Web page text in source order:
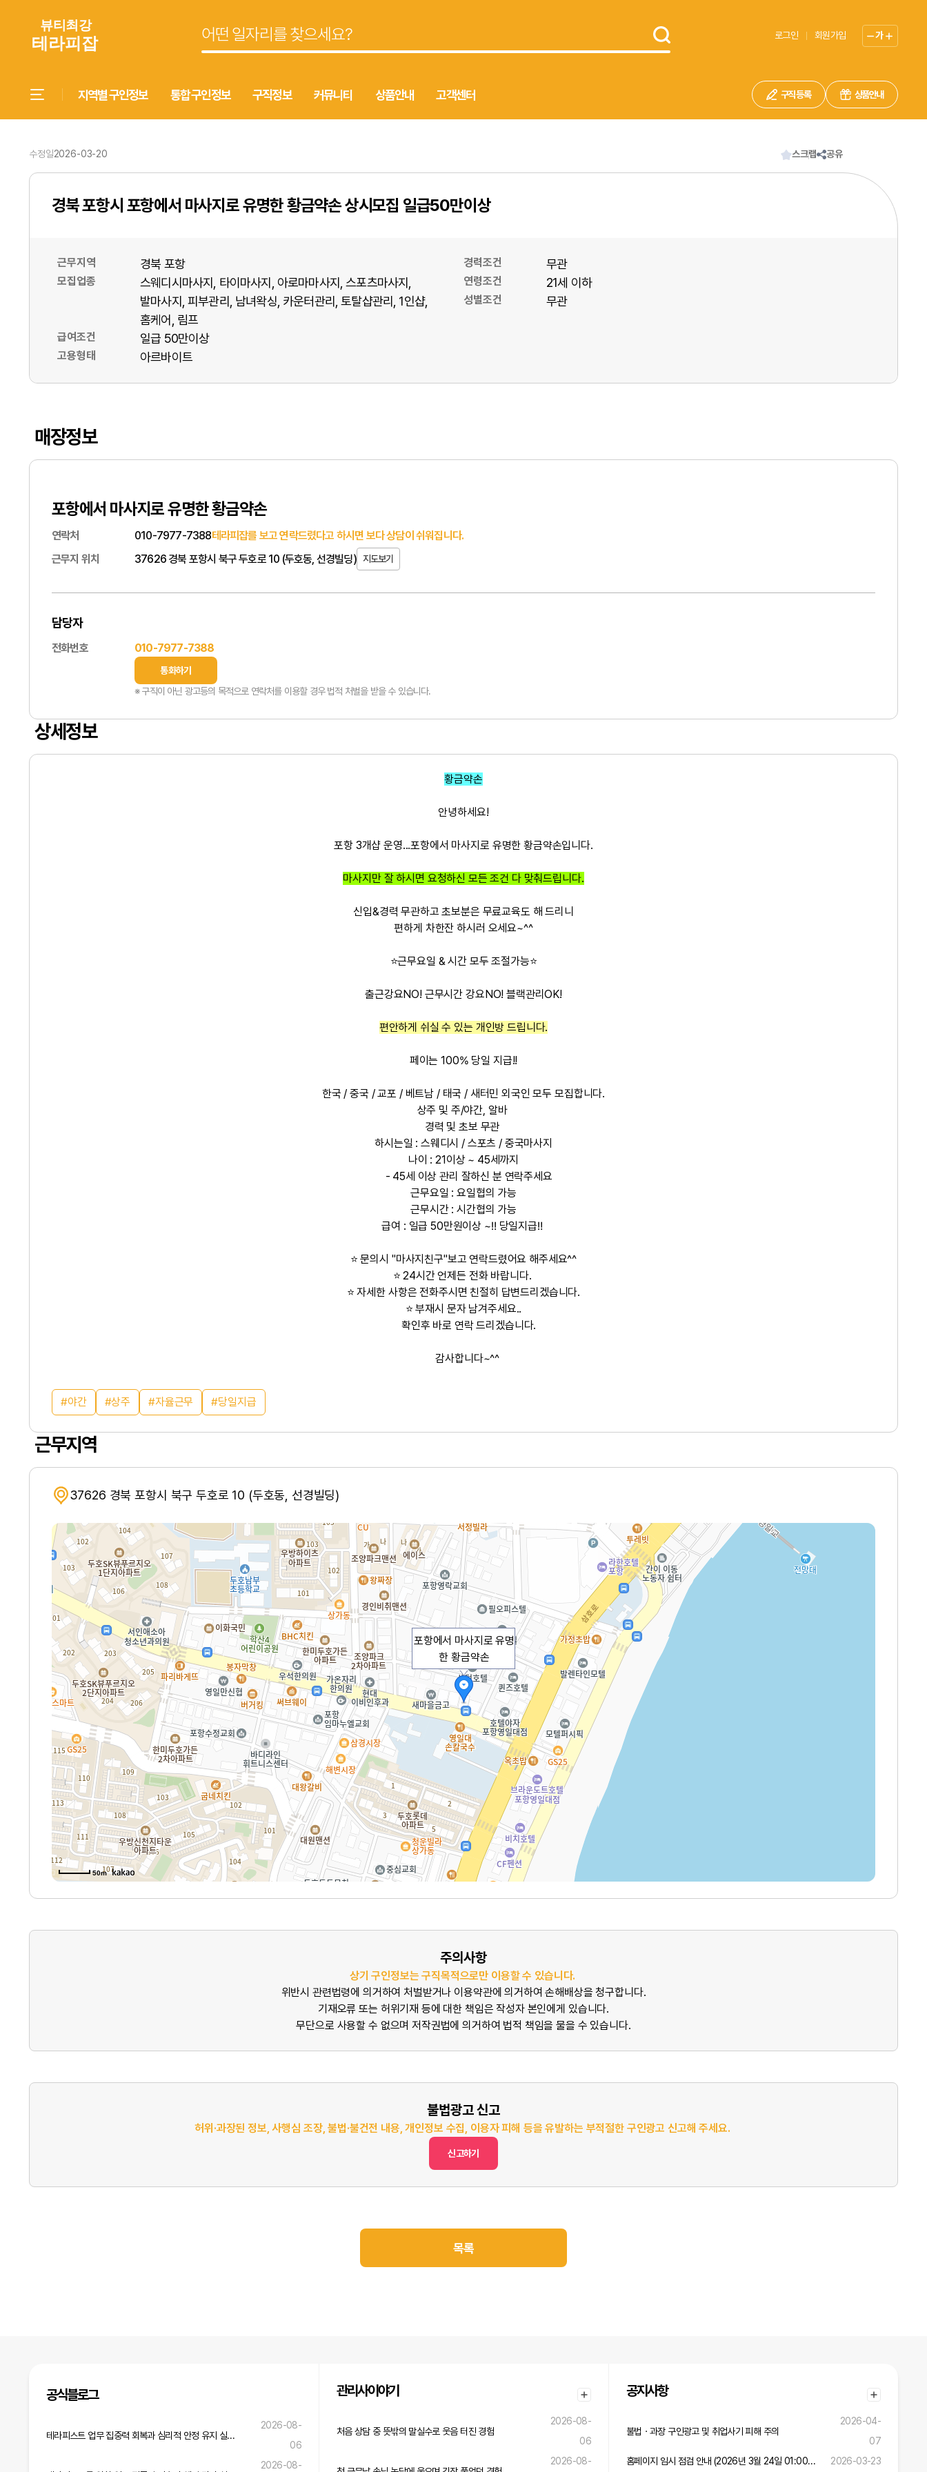
로그인 회원가입 가
지역별 구인정보 통합 구인정보 구직정보 커뮤니티 상품안내 고객센터 구직 등록 상품안내
수정일2026-03-20 스크랩 공유
경북 포항시 포항에서 마사지로 유명한 황금약손 상시모집 일급50만이상
근무지역 경북 포항
모집업종 스웨디시마사지 타이마사지 아로마마사지 스포츠마사지
발마사지 피부관리 남녀왁싱 카운터관리 토탈샵관리
1인샵
홈케어
림프
급여조건 일급 50만이상
고용형태 아르바이트
경력조건 무관
연령조건 21세 이하
성별조건 무관
매장정보
포항에서 마사지로 유명한 황금약손
연락처 010-7977-7388테라피잡를 보고 연락드렸다고 하시면 보다 상담이 쉬워집니다.
근무지 위치
37626 경북 포항시 북구 두호로 10 (두호동, 선경빌딩) 지도보기
담당자
전화번호 010-7977-7388
통화하기
※ 구직이 아닌 광고등의 목적으로 연락처를 이용할 경우 법적 처벌을 받을 수 있습니다.
상세정보
황금약손
안녕하세요!
포항 3개샵 운영...포항에서 마사지로 유명한 황금약손입니다.
마사지만 잘 하시면 요청하신 모든 조건 다 맞춰드립니다.
신입&경력 무관하고 초보분은 무료교육도 해 드리니
편하게 차한잔 하시러 오세요~^^
⭐근무요일 & 시간 모두 조절가능⭐
출근강요NO! 근무시간 강요NO! 블랙관리OK!
편안하게 쉬실 수 있는 개인방 드립니다.
페이는 100% 당일 지급!!
한국 / 중국 / 교포 / 베트남 / 태국 / 새터민 외국인 모두 모집합니다.
상주 및 주/야간, 알바
경력 및 초보 무관
하시는일 : 스웨디시 / 스포츠 / 중국마사지
나이 : 21이상 ~ 45세까지
- 45세 이상 관리 잘하신 분 연락주세요
근무요일 : 요일협의 가능
근무시간 : 시간협의 가능
급여 : 일급 50만원이상 ~‼ 당일지급‼
⭐ 문의시 "마사지친구"보고 연락드렸어요 해주세요^^
⭐ 24시간 언제든 전화 바랍니다.
⭐ 자세한 사항은 전화주시면 친절히 답변드리겠습니다.
⭐ 부재시 문자 남겨주세요..
확인후 바로 연락 드리겠습니다.
감사합니다~^^
야간 상주 자율근무 당일지급
근무지역
37626 경북 포항시 북구 두호로 10 (두호동, 선경빌딩)
포항에서 마사지로 유명
한 황금약손
50m
주의사항
상기 구인정보는 구직목적으로만 이용할 수 있습니다.
위반시 관련법령에 의거하여 처벌받거나 이용약관에 의거하여 손해배상을 청구합니다.
기재오류 또는 허위기재 등에 대한 책임은 작성자 본인에게 있습니다.
무단으로 사용할 수 없으며 저작권법에 의거하여 법적 책임을 물을 수 있습니다.
불법광고 신고
허위·과장된 정보, 사행심 조장, 불법·불건전 내용, 개인정보 수집, 이용자 피해 등을 유발하는 부적절한 구인광고 신고해 주세요.
신고하기
목록
공식블로그
테라피스트 업무 집중력 회복과 심리적 안정 유지 실무 전략
2026-08-
06
2026-08-
관리사이야기
처음 상담 중 뜻밖의 말실수로 웃음 터진 경험
2026-08-
06
2026-08-
공지사항
불법ㆍ과장 구인광고 및 취업사기 피해 주의
2026-04-
07
홈페이지 임시 점검 안내 (2026년 3월 24일 01:00 ~ 02:00)
2026-03-23